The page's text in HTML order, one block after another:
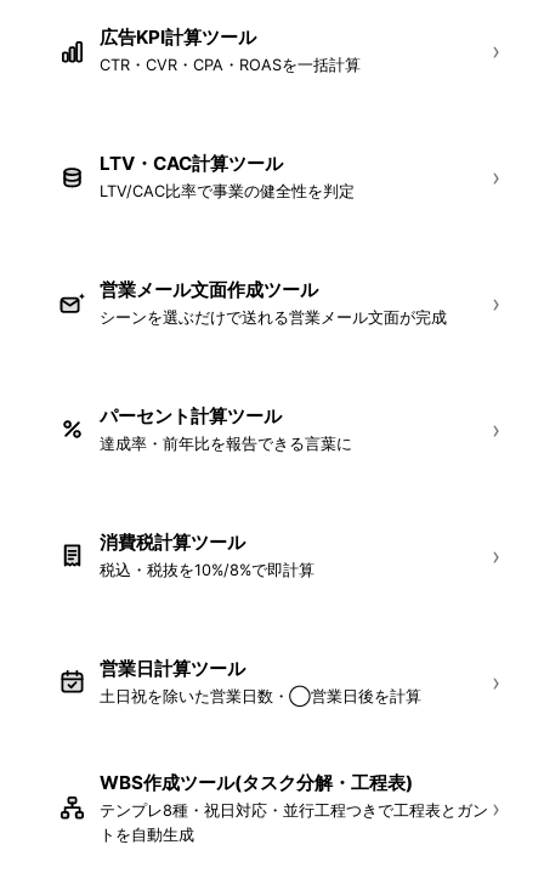
広告KPI計算ツール
CTR・CVR・CPA・ROASを一括計算 ›
LTV・CAC計算ツール
LTV/CAC比率で事業の健全性を判定 ›
営業メール文面作成ツール
シーンを選ぶだけで送れる営業メール文面が完成 ›
パーセント計算ツール
達成率・前年比を報告できる言葉に ›
消費税計算ツール
税込・税抜を10%/8%で即計算 ›
営業日計算ツール
土日祝を除いた営業日数・◯営業日後を計算 ›
WBS作成ツール(タスク分解・工程表)
テンプレ8種・祝日対応・並行工程つきで工程表とガン
トを自動生成
›